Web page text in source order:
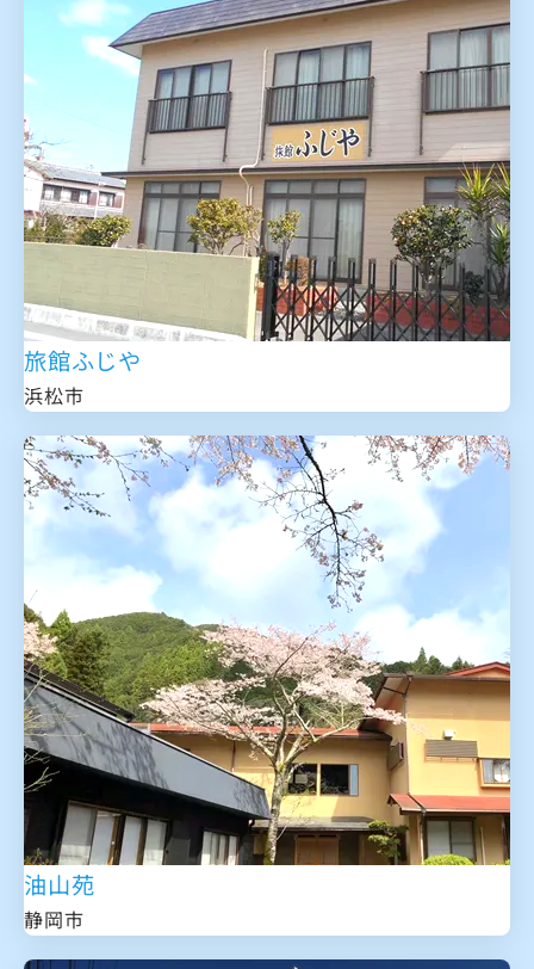
旅館ふじや
浜松市
油山苑
静岡市